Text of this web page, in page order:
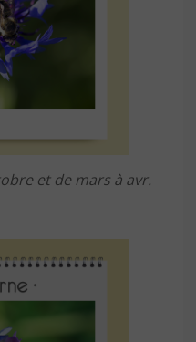
et de mars à avr.